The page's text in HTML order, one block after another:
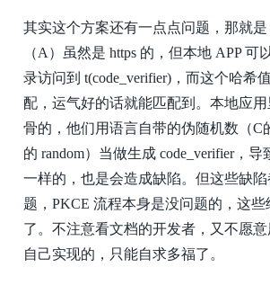
其实这个方案还有一点点问题，那就是
（A）虽然是 https 的，但本地 APP 可
录访问到 t(code_verifier)，而这个哈希
配，运气好的话就能匹配到。本地应
骨的，他们用语言自带的伪随机数（C
的 random）当做生成 code_verifier，
一样的，也是会造成缺陷。但这些缺
题，PKCE 流程本身是没问题的，这些
了。不注意看文档的开发者，又不愿
自己实现的，只能自求多福了。